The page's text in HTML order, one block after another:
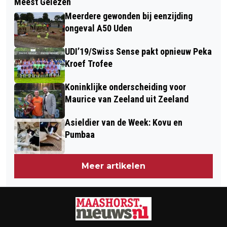
AANHOUDING GETUIGEN OP INZAKE
MISHANDELING IN UDEN
WANDEL-TWEEDAAGSE MUZERIJK
BRENGT BEWONERS IN BEWEGING
Meerdere gewonden bij eenzijding
ongeval A50 Uden
UDI’19/Swiss Sense pakt opnieuw Peka
Kroef Trofee
Koninklijke onderscheiding voor
Maurice van Zeeland uit Zeeland
Asieldier van de Week: Kovu en
Pumbaa
Meer artikelen